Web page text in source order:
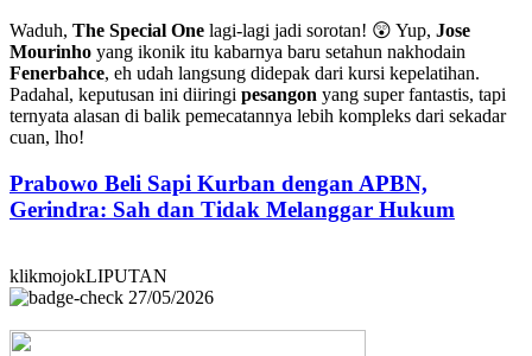
Waduh, The Special One lagi-lagi jadi sorotan! 😲 Yup, Jose
Mourinho yang ikonik itu kabarnya baru setahun nakhodain
Fenerbahce, eh udah langsung didepak dari kursi kepelatihan.
Padahal, keputusan ini diiringi pesangon yang super fantastis, tapi
ternyata alasan di balik pemecatannya lebih kompleks dari sekadar
cuan, lho!
Prabowo Beli Sapi Kurban dengan APBN,
Gerindra: Sah dan Tidak Melanggar Hukum
klikmojokLIPUTAN
27/05/2026